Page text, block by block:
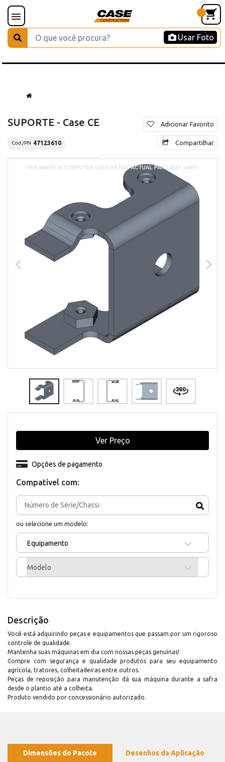
Usar Foto
SUPORTE - Case CE
Cód./PN 47123610
Adicionar Favorito
Compartilhar
Compativel com:
ou selecione um modelo:
Equipamento
Modelo
Opções de pagamento
Ver Preço
Descrição
Você está adquirindo peças e equipamentos que passam por um rigoroso
controle de qualidade.
Mantenha suas máquinas em dia com nossas peças genuínas!
Compre com segurança e qualidade produtos para seu equipamento
agrícola, tratores, colheitadeiras entre outros.
Peças de reposição para manutenção dá sua máquina durante a safra
desde o plantio até a colheita.
Produto vendido por concessionário autorizado.
Dimensões do Pacote Desenhos da Aplicação